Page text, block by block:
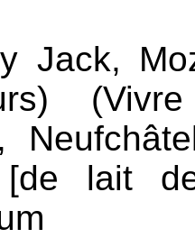
Jack,
[de lait